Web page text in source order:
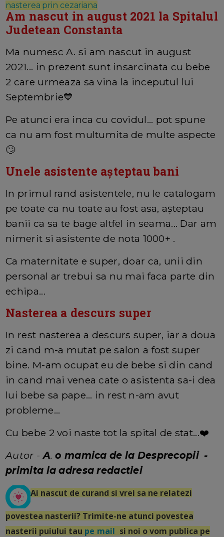
nasterea prin cezariana
Am nascut in august 2021 la Spitalul
Judetean Constanta
Ma numesc A. si am nascut in august
2021... in prezent sunt insarcinata cu bebe
2 care urmeaza sa vina la inceputul lui
Septembrie💙
Pe atunci era inca cu covidul... pot spune
ca nu am fost multumita de multe aspecte
🙄
Unele asistente așteptau bani
In primul rand asistentele, nu le catalogam
pe toate ca nu toate au fost asa, așteptau
banii ca sa te bage altfel in seama... Dar am
nimerit si asistente de nota 1000+ .
Ca maternitate e super, doar ca, unii din
personal ar trebui sa nu mai faca parte din
echipa...
Nasterea a descurs super
In rest nasterea a descurs super, iar a doua
zi cand m-a mutat pe salon a fost super
bine. M-am ocupat eu de bebe si din cand
in cand mai venea cate o asistenta sa-i dea
lui bebe sa pape... in rest n-am avut
probleme...
Cu bebe 2 voi naste tot la spital de stat...❤️
Autor - A. o mamica de la Desprecopii -
primita la adresa redactiei
Ai nascut de curand si vrei sa ne relatezi
povestea nasterii? Trimite-ne atunci povestea
nasterii puiului tau pe mail si noi o vom publica pe